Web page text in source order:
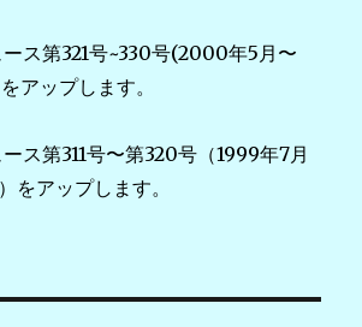
ス第321号~330号(2000年5月〜
アップします。
ス第311号〜第320号（1999年7月
をアップします。